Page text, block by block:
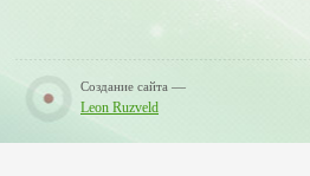
Создание сайта —
Leon Ruzveld